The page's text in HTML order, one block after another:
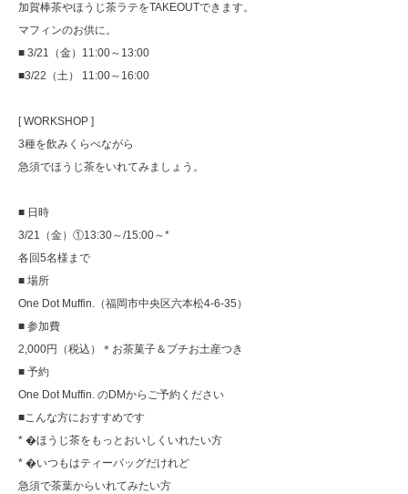
加賀棒茶やほうじ茶ラテをTAKEOUTできます。
マフィンのお供に。
■ 3/21（金）11:00～13:00
■3/22（土） 11:00～16:00
[ WORKSHOP ]
3種を飲みくらべながら
急須でほうじ茶をいれてみましょう。
■ 日時
3/21（金）①13:30～/15:00～*
各回5名様まで
■ 場所
One Dot Muffin.（福岡市中央区六本松4-6-35）
■ 参加費
2,000円（税込）＊お茶菓子＆プチお土産つき
■ 予約
One Dot Muffin. のDMからご予約ください
■こんな方におすすめです
* �ほうじ茶をもっとおいしくいれたい方
* �いつもはティーバッグだけれど
急須で茶葉からいれてみたい方